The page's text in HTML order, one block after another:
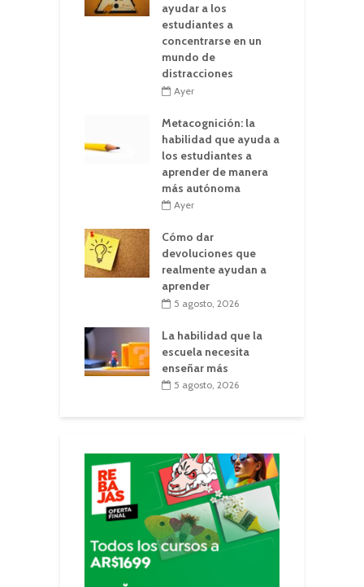
ayudar a los
estudiantes a
concentrarse en un
mundo de
distracciones
Ayer
Metacognición: la
habilidad que ayuda a
los estudiantes a
aprender de manera
más autónoma
Ayer
Cómo dar
devoluciones que
realmente ayudan a
aprender
5 agosto, 2026
La habilidad que la
escuela necesita
enseñar más
5 agosto, 2026